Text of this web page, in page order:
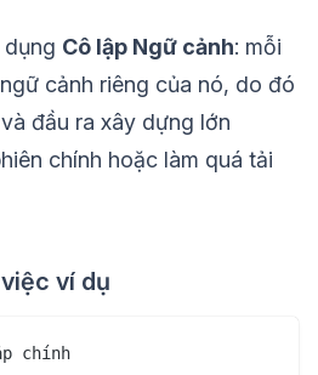
dụng Cô lập Ngữ cảnh: mỗi
cảnh riêng của nó, do đó
đầu ra xây dựng lớn
chính hoặc làm quá tải
ví dụ
chính